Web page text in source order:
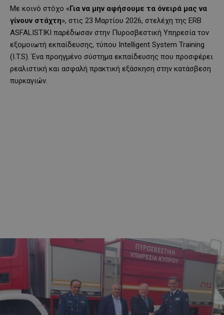
Με κοινό στόχο «Για να μην αφήσουμε τα όνειρά μας να
γίνουν στάχτη», στις 23 Μαρτίου 2026, στελέχη της ERB
ASFALISTIKI παρέδωσαν στην Πυροσβεστική Υπηρεσία τον
εξομοιωτή εκπαίδευσης, τύπου Intelligent System Training
(I.T.S). Ένα προηγμένο σύστημα εκπαίδευσης που προσφέρει
ρεαλιστική και ασφαλή πρακτική εξάσκηση στην κατάσβεση
πυρκαγιών.